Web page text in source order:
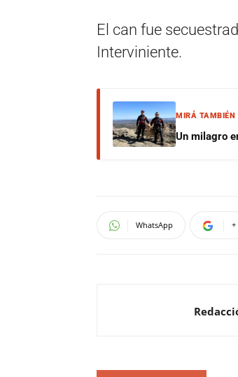
El can fue
Interviniente.
MIRÁ TAMBIÉN
Un milagro
WhatsApp +